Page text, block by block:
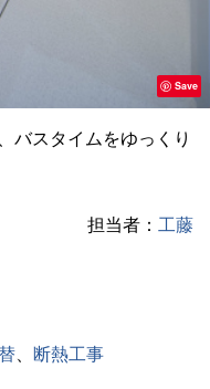
Save
バスタイムをゆっくり
担当者： 工藤
、 断熱工事